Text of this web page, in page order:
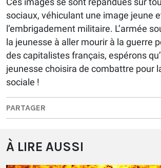
sociaux, véhiculant une image jeune
l’embrigadement militaire. L’armée
la jeunesse à aller mourir à la guerre
des capitalistes français, espérons
jeunesse choisira de combattre pour
sociale !
PARTAGER
À LIRE AUSSI